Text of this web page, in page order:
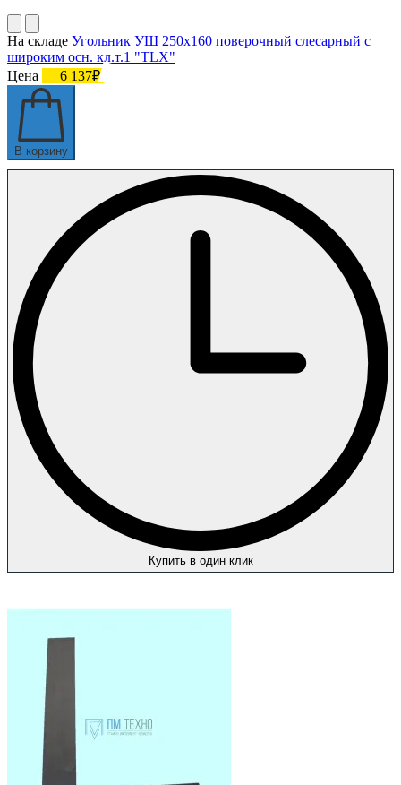
На складе Угольник УШ 250х160 поверочный слесарный с
широким осн. кл.т.1 "TLX"
Цена
6 137₽
В корзину
Купить в один клик